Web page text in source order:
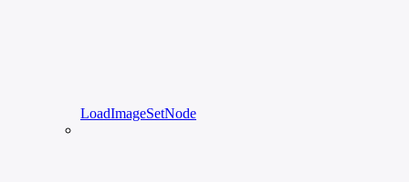
LoadImageSetNode